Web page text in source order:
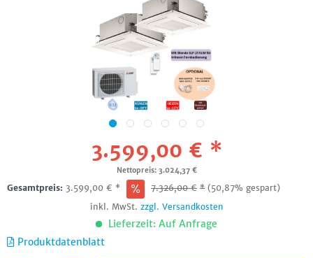
3.599,00 € *
Nettopreis: 3.024,37 €
Gesamtpreis: 3.599,00 € * 7.326,00€ * (50,87% gespart)
inkl. MwSt. zzgl. Versandkosten
Lieferzeit: Auf Anfrage
Produktdatenblatt